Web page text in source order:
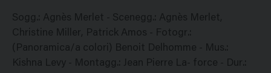
Sogg.: Agnès Merlet - Scenegg.: Agnès Merlet,
Christine Miller, Patrick Amos - Fotogr.:
(Panoramica/a colori) Benoit Delhomme - Mus.:
Kishna Levy - Montagg.: Jean Pierre La- force - Dur.: